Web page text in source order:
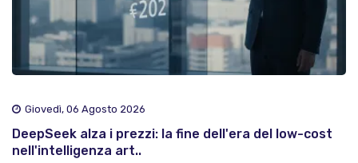
Giovedì, 06 Agosto 2026
DeepSeek alza i prezzi: la fine dell'era del low-cost
nell'intelligenza art..